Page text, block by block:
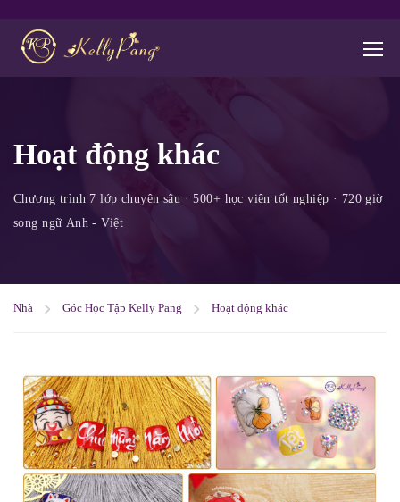
Hoạt động khác
Nhà Góc Học Tập Kelly Pang Hoạt động khác